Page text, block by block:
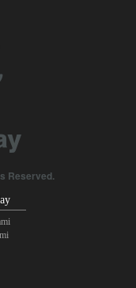
Seefektif Dulu?
Menipisnya Rudal
Barat
Reserved.